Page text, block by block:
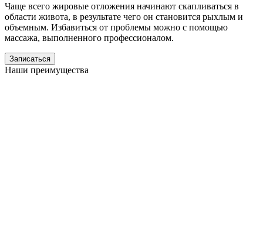
Чаще всего жировые отложения начинают скапливаться в
области живота, в результате чего он становится рыхлым и
объемным. Избавиться от проблемы можно с помощью
массажа, выполненного профессионалом.
Записаться
Наши преимущества